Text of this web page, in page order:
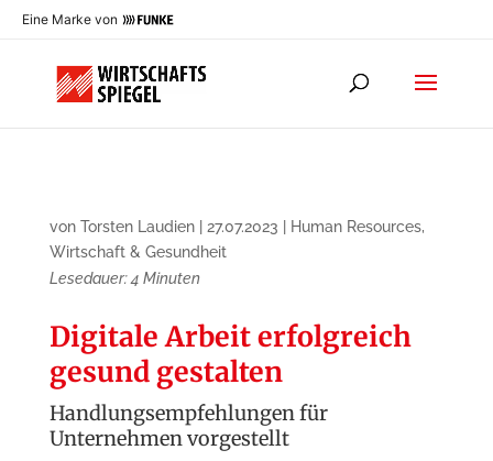
Eine Marke von
von Torsten Laudien| 27.07.2023 Human Resources,
Wirtschaft & Gesundheit
Lesedauer: 4 Minuten
Digitale Arbeit erfolgreich
gesund gestalten
Handlungsempfehlungen für
Unternehmen vorgestellt